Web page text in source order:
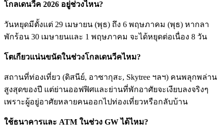
โกลเดนวีค 2026 อยู่ช่วงไหน?
วันหยุดมีตั้งแต่ 29 เมษายน (พุธ) ถึง 6 พฤษภาคม (พุธ) หากลา
พักร้อน 30 เมษายนและ 1 พฤษภาคม จะได้หยุดต่อเนื่อง 8 วัน
โตเกียวแน่นขนัดในช่วงโกลเดนวีคไหม?
สถานที่ท่องเที่ยว (ดิสนีย์, อาซากุสะ, Skytree ฯลฯ) คนพลุกพล่าน
สูงสุดของปี แต่ย่านออฟฟิศและย่านที่พักอาศัยจะเงียบลงจริงๆ
เพราะผู้อยู่อาศัยหลายคนออกไปท่องเที่ยวหรือกลับบ้าน
ใช้ธนาคารและ ATM ในช่วง GW ได้ไหม?